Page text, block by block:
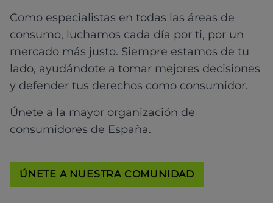
Como especialistas en todas las áreas de
consumo, luchamos cada día por ti, por un
mercado más justo. Siempre estamos de tu
lado, ayudándote a tomar mejores decisiones
y defender tus derechos como consumidor.
Únete a la mayor organización de
consumidores de España.
ÚNETE A NUESTRA COMUNIDAD